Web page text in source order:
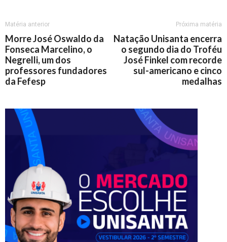
Matéria anterior
Morre José Oswaldo da
Fonseca Marcelino, o
Negrelli, um dos
professores fundadores
da Fefesp
Próxima matéria
Natação Unisanta encerra
o segundo dia do Troféu
José Finkel com recorde
sul-americano e cinco
medalhas